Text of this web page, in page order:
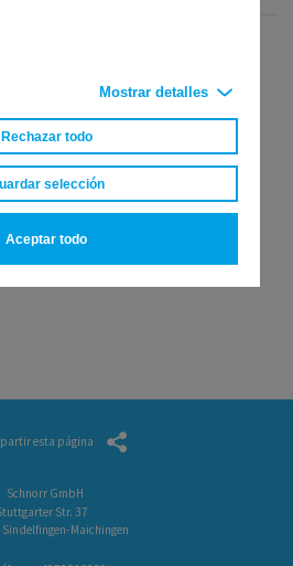
Mostrar detalles
Rechazar todo
selección
Aceptar todo
esta página
Schnorr GmbH
Str. 37
Maichingen